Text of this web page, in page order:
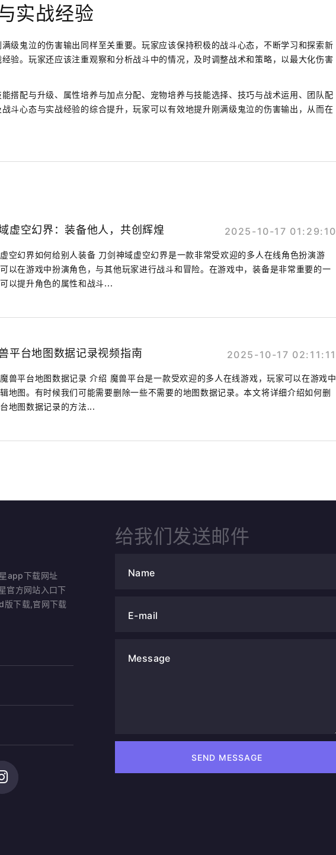
实战经验
级鬼泣的伤害输出同样至关重要。玩家应该保持积极的战斗心态，不断学习和探索新
验。玩家还应该注重观察和分析战斗中的情况，及时调整战术和策略，以最大化伤害
搭配与升级、属性培养与加点分配、宠物培养与技能选择、技巧与战术运用、团队配
斗心态与实战经验的综合提升，玩家可以有效地提升刚满级鬼泣的伤害输出，从而在
虚空幻界：装备他人，共创辉煌 2025-10-17 01:29:10
空幻界如何给别人装备 刀剑神域虚空幻界是一款非常受欢迎的多人在线角色扮演游
以在游戏中扮演角色，与其他玩家进行战斗和冒险。在游戏中，装备是非常重要的一
以提升角色的属性和战斗...
平台地图数据记录视频指南 2025-10-17 02:11:11
兽平台地图数据记录 介绍 魔兽平台是一款受欢迎的多人在线游戏，玩家可以在游戏中
地图。有时候我们可能需要删除一些不需要的地图数据记录。本文将详细介绍如何删
地图数据记录的方法...
app下载网址
官方网站入口下
下载,官网下载
给我们发送邮件
Name
E-mail
Message
SEND MESSAGE